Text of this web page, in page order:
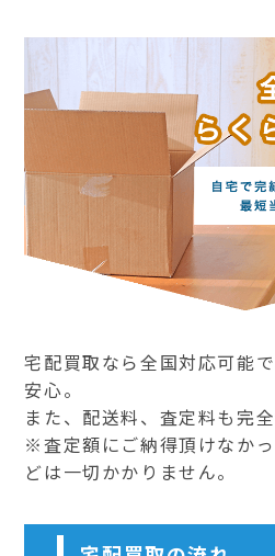
宅配買取なら全国対応可能
安心。
また、配送料、査定料も完
※査定額にご納得頂けなか
どは一切かかりません。